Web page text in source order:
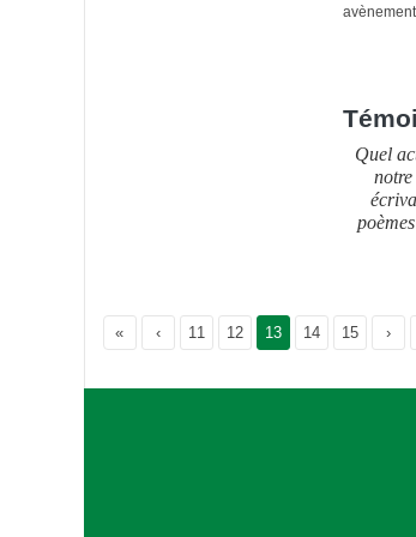
Quel
« ‹ Page
11 Page
12 Current Page
13 Page
14 Page
15 ›